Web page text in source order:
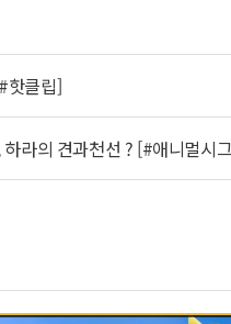
핫클립]
라의 견과천선 ? [#애니멀시